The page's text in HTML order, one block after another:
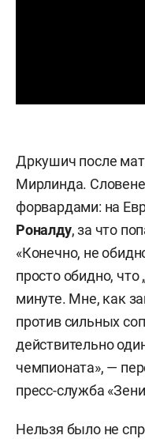
Дркушич после
Мирлинда.
форвардами: на
Роналду, за что
«Конечно, не
просто обидно, что
минуте. Мне, как
против сильных
действительно
чемпионата», —
пресс-служба
Нельзя было не